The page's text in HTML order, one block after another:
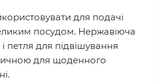
для подачі
посудом. Нержавіюча
петля для підвішування
для щоденного